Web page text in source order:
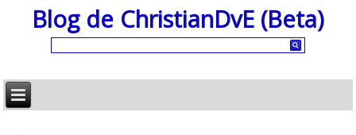
Blog de ChristianDvE (Beta)